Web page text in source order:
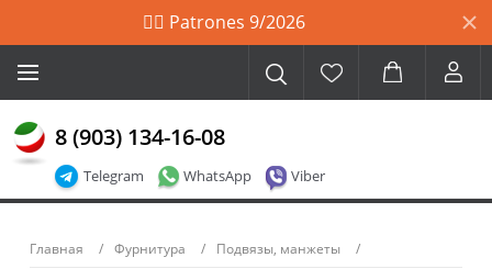
🙋‍♀️ Patrones 9/2026
Telegram WhatsApp Viber
8 (903) 134-16-08
Главная Фурнитура Подвязы, манжеты